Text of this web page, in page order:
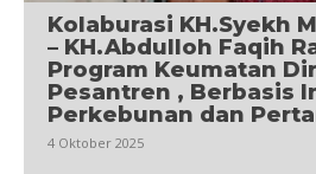
Kolaburasi KH.Syekh
– KH.Abdulloh Faqih
Program Keumatan
Pesantren , Berbasis
Perkebunan dan
4 Oktober 2025